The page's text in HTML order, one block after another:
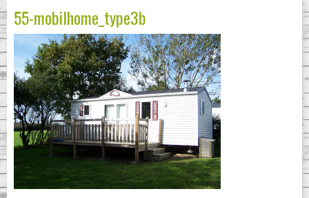
55-mobilhome_type3b